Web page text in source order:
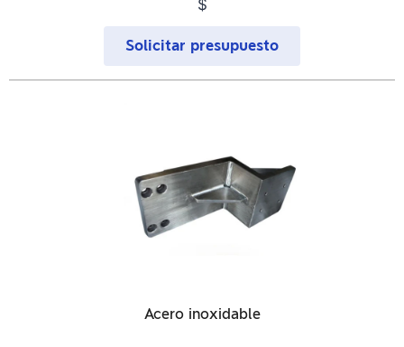
$
Solicitar presupuesto
Acero inoxidable